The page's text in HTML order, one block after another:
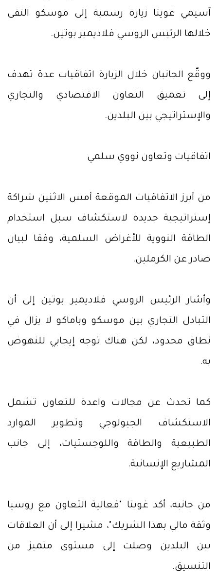
آسيمي غويتا زيارة رسمية إلى موسكو التقى
خلالها الرئيس الروسي فلاديمير بوتين.
ووقّع الجانبان خلال الزيارة اتفاقيات عدة تهدف
إلى تعميق التعاون الاقتصادي والتجاري
والإستراتيجي بين البلدين.
اتفاقيات وتعاون نووي سلمي
من أبرز الاتفاقيات الموقعة أمس الاثنين شراكة
إستراتيجية جديدة لاستكشاف سبل استخدام
الطاقة النووية للأغراض السلمية، وفقا لبيان
صادر عن الكرملين.
وأشار الرئيس الروسي فلاديمير بوتين إلى أن
التبادل التجاري بين موسكو وباماكو لا يزال في
نطاق محدود، لكن هناك توجه إيجابي للنهوض
به.
كما تحدث عن مجالات واعدة للتعاون تشمل
الاستكشاف الجيولوجي وتطوير الموارد
الطبيعية والطاقة واللوجستيات، إلى جانب
المشاريع الإنسانية.
من جانبه، أكد غويتا "فعالية التعاون مع روسيا
وثقة مالي بهذا الشريك"، مشيرا إلى أن العلاقات
بين البلدين وصلت إلى مستوى متميز من
التنسيق.